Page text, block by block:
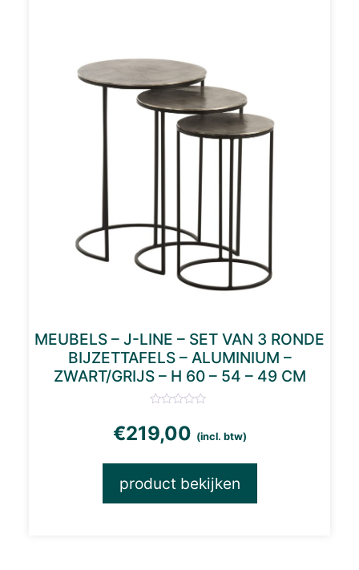
MEUBELS – J-LINE – SET VAN 3 RONDE
BIJZETTAFELS – ALUMINIUM –
ZWART/GRIJS – H 60 – 54 – 49 CM
€219,00 (incl. btw)
product bekijken